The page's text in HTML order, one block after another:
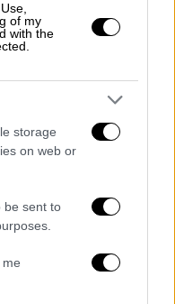
of my
with the
storage
on web or
be sent to
δημοσίευμα,
έχει μεταφέρει
«
δεν βλέπω
» και σύμφωνα με
η αποχώρησή
τρόπο ώστε να
με τους